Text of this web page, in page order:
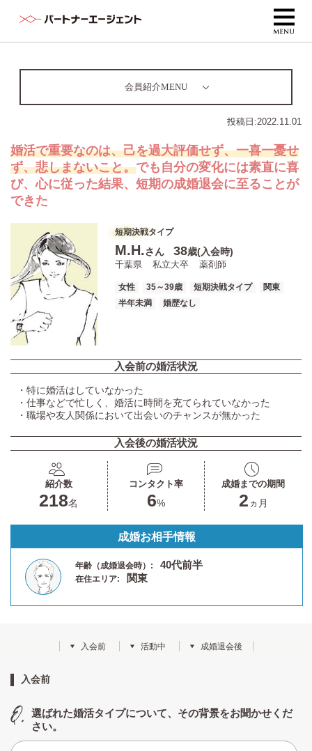
会員紹介MENU
投稿日:2022.11.01
婚活で重要なのは、己を過大評価せず、一喜一憂せ
ず、悲しまないこと。でも自分の変化には素直に喜
び、心に従った結果、短期の成婚退会に至ることが
できた
短期決戦タイプ
M.H.さん 38歳(入会時)
千葉県 私立大卒 薬剤師
女性 35～39歳 短期決戦タイプ
関東
半年未満
婚歴なし
入会前の婚活状況
・特に婚活はしていなかった
・仕事などで忙しく、婚活に時間を充てられていなかった
・職場や友人関係において出会いのチャンスが無かった
入会後の婚活状況
紹介数
218名
コンタクト率
6%
成婚までの期間
2 ヵ月
成婚お相手情報
年齢（成婚退会時）: 40代前半
在住エリア: 関東
入会前 活動中 成婚退会後
入会前
選ばれた婚活タイプについて、その背景をお聞かせくだ
さい。